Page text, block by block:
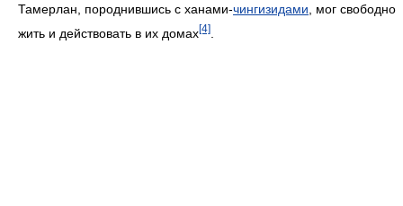
Тамерлан, породнившись с ханами-чингизидами , мог свободно
жить и действовать в их домах[4]